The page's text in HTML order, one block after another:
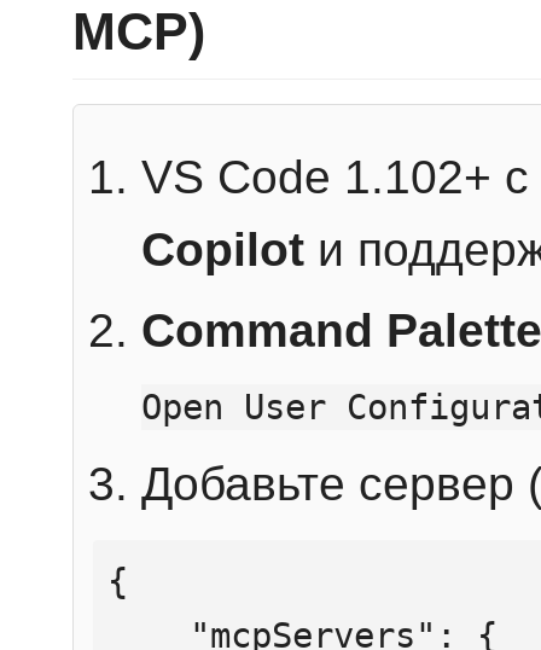
MCP)
VS Code 1.102+
Copilot и
Command Palette
Open User
Добавьте сервер
{